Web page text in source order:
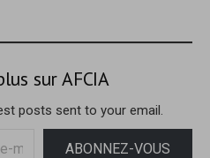
sur AFCIA
posts sent to your email.
ABONNEZ-VOUS